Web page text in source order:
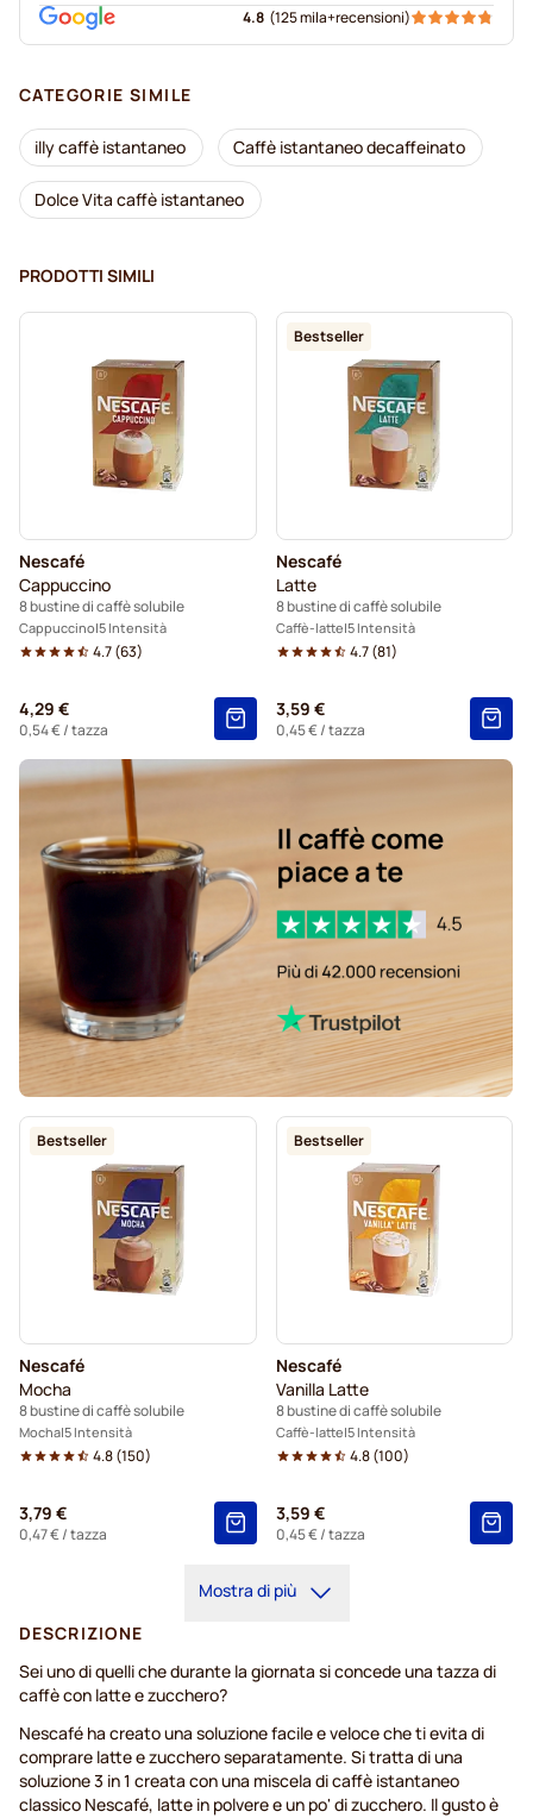
4.8 (125 mila+recensioni)
CATEGORIE SIMILE
illy caffè istantaneo Caffè istantaneo decaffeinato
Dolce Vita caffè istantaneo
PRODOTTI SIMILI
Nescafé
Cappuccino
8 bustine di caffè solubile
Cappuccino 5 Intensità
4.7(63)
4,29 €
0,54 €/ tazza
Bestseller
Nescafé
Latte
8 bustine di caffè solubile
Caffè-latte 5 Intensità
4.7(81)
3,59 €
0,45 €/ tazza
Bestseller
Nescafé
Mocha
8 bustine di caffè solubile
Mocha 5 Intensità
4.8(150)
3,79 €
0,47 €/ tazza
Bestseller
Nescafé
Vanilla Latte
8 bustine di caffè solubile
Caffè-latte 5 Intensità
4.8(100)
3,59 €
0,45 €/ tazza
Mostra di più
DESCRIZIONE
Sei uno di quelli che durante la giornata si concede una tazza di
caffè con latte e zucchero?
Nescafé ha creato una soluzione facile e veloce che ti evita di
comprare latte e zucchero separatamente. Si tratta di una
soluzione 3 in 1 creata con una miscela di caffè istantaneo
classico Nescafé, latte in polvere e un po' di zucchero. Il gusto è